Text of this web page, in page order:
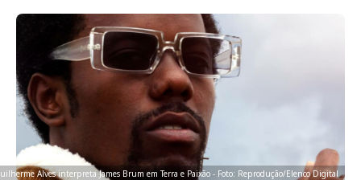
Alves interpreta James Brum em Terra e Paixão - Foto: Reprodução/Elenco Digital